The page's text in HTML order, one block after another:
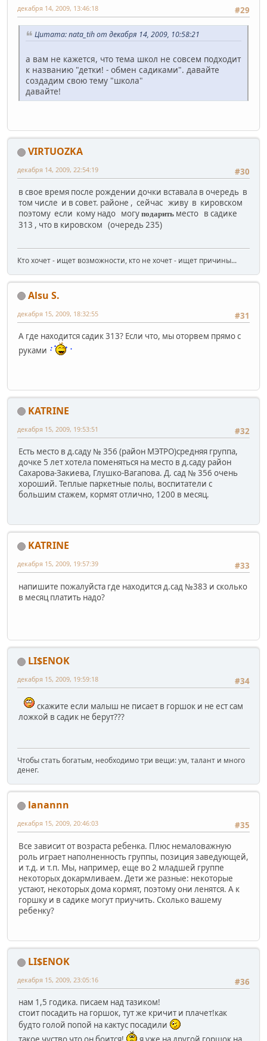
#29
декабря 14, 2009, 13:46:18
Цитата: nata_tih от декабря 14, 2009, 10:58:21
а вам не кажется, что тема школ не совсем подходит
к названию "детки! - обмен садиками". давайте
создадим свою тему "школа"
давайте!
VIRTUOZKA
#30
декабря 14, 2009, 22:54:19
в свое время после рождении дочки вставала в очередь в
том числе и в совет. районе , сейчас живу в кировском
поэтому если кому надо могу подарить место в садике
313 , что в кировском (очередь 235)
Кто хочет - ищет возможности, кто не хочет - ищет причины...
Alsu S.
#31
декабря 15, 2009, 18:32:55
А где находится садик 313? Если что, мы оторвем прямо с
руками
KATRINE
#32
декабря 15, 2009, 19:53:51
Есть место в д.саду № 356 (район МЭТРО)средняя группа,
дочке 5 лет хотела поменяться на место в д.саду район
Сахарова-Закиева, Глушко-Вагапова. Д. сад № 356 очень
хороший. Теплые паркетные полы, воспитатели с
большим стажем, кормят отлично, 1200 в месяц.
KATRINE
#33
декабря 15, 2009, 19:57:39
напишите пожалуйста где находится д.сад №383 и сколько
в месяц платить надо?
LI$ENOK
#34
декабря 15, 2009, 19:59:18
скажите если малыш не писает в горшок и не ест сам
ложкой в садик не берут???
Чтобы стать богатым, необходимо три вещи: ум, талант и много
денег.
lanannn
#35
декабря 15, 2009, 20:46:03
Все зависит от возраста ребенка. Плюс немаловажную
роль играет наполненность группы, позиция заведующей,
и т.д. и т.п. Мы, например, еще во 2 младшей группе
некоторых докармливаем. Дети же разные: некоторые
устают, некоторых дома кормят, поэтому они ленятся. А к
горшку и в садике могут приучить. Сколько вашему
ребенку?
LI$ENOK
#36
декабря 15, 2009, 23:05:16
нам 1,5 годика. писаем над тазиком!
стоит посадить на горшок, тут же кричит и плачет!как
будто голой попой на кактус посадили